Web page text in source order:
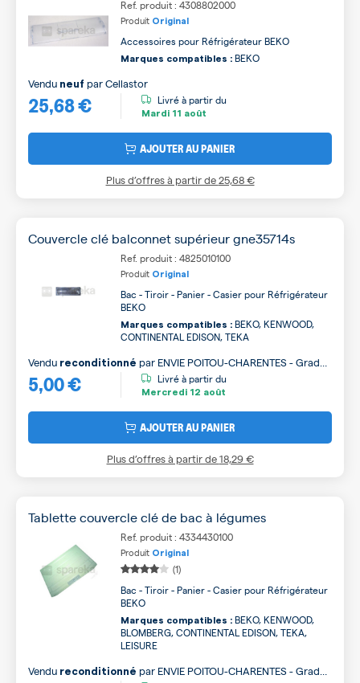
Ref. produit : 4308802000
Produit Original
Accessoires pour Réfrigérateur BEKO
Marques compatibles : BEKO
25,68 €
Vendu neuf parCellastor
Livré à partir du
Mardi 11 août
AJOUTER AU PANIER
Plus d’offres à partir de25,68 €
Couvercle clé balconnet supérieur gne35714s
Ref. produit : 4825010100
Produit Original
Bac - Tiroir - Panier - Casier pour Réfrigérateur
BEKO
Marques compatibles : BEKO, KENWOOD,
CONTINENTAL EDISON, TEKA
5,00 €
Vendu reconditionné par ENVIE POITOU-CHARENTES - Grade
B
Livré à partir du
Mercredi 12 août
AJOUTER AU PANIER
Plus d’offres à partir de18,29 €
Tablette couvercle clé de bac à légumes
Ref. produit : 4334430100
Produit Original
(1)
Bac - Tiroir - Panier - Casier pour Réfrigérateur
BEKO
Marques compatibles : BEKO, KENWOOD,
BLOMBERG, CONTINENTAL EDISON, TEKA,
LEISURE
Vendu reconditionné par ENVIE POITOU-CHARENTES - Grade